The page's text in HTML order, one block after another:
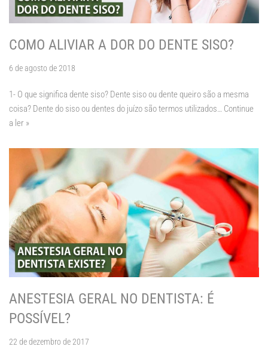
COMO ALIVIAR A DOR DO DENTE SISO?
6 de agosto de 2018
1- O que significa dente siso? Dente siso ou dente queiro são a mesma
coisa? Dente do siso ou dentes do juízo são termos utilizados… Continue
a ler »
ANESTESIA GERAL NO DENTISTA: É
POSSÍVEL?
22 de dezembro de 2017